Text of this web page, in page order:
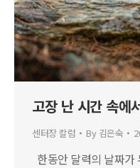
고장 난 시간 속에
센터장 칼럼 By 김은숙
한동안 달력의 날짜가